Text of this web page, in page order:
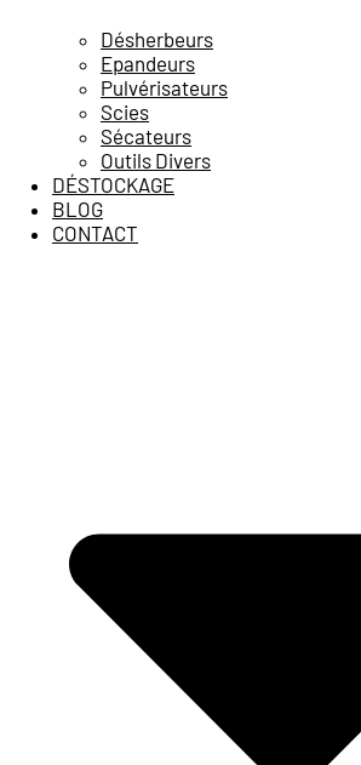
Désherbeurs
Epandeurs
Pulvérisateurs
Scies
Sécateurs
Outils Divers
DÉSTOCKAGE
BLOG
CONTACT